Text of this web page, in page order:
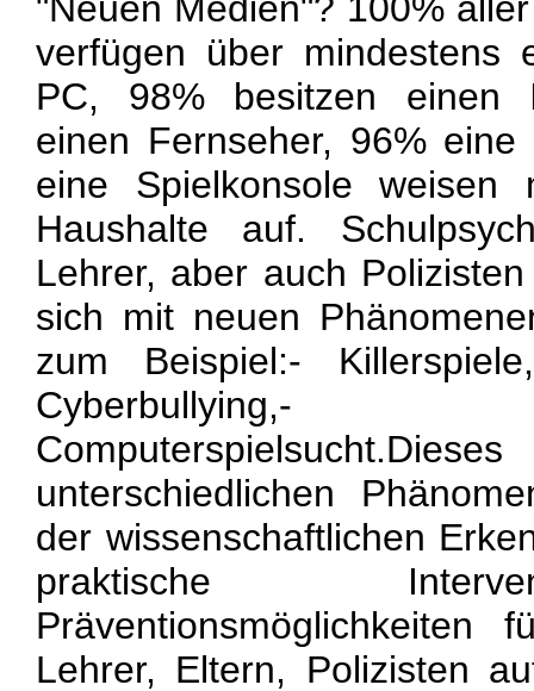
verfügen über mindestens
PC, 98% besitzen einen
einen Fernseher, 96% eine
eine Spielkonsole weisen
Haushalte auf.
Lehrer, aber auch
sich mit neuen
zum Beispiel:-
Cyberbullying,-
unterschiedlichen
der wissenschaftlichen
praktische
Präventionsmöglichkeiten
Lehrer, Eltern, Polizisten